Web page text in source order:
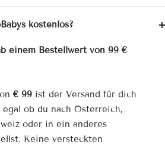
kostenlos?
einem Bestellwert von 99 €
€ 99 ist der Versand für dich
ob du nach Österreich,
oder in ein anderes
Keine versteckten